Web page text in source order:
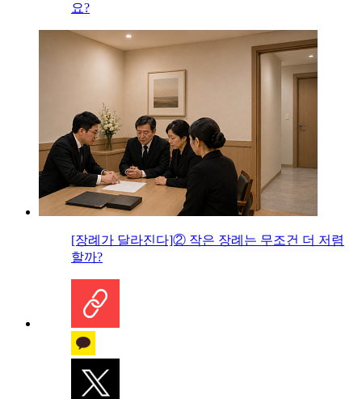
요?
[장례가 달라진다]② 작은 장례는 무조건 더 저렴
할까?